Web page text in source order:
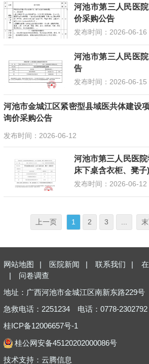
河池市第三人民医
价采购公告
发布时间：2026-06-16
河池市第三人民医
告
发布时间：2026-06-15
河池市金城江区紧密型县域医共体建设
询价采购公告
发布时间：2026-06-12
河池市第三人民医
床下桌含衣柜、凳
发布时间：2026-06-12
上一页 1 2 3
网站地图 | 医院新闻 | 联系我们 |
|
问卷调查
地址：广西河池市金城江区南新东路229号
急救电话：2251234 电话：0778-2302792
桂ICP备12006657号-1
桂公网安备45120202000086号
技术支持： 云腾信息